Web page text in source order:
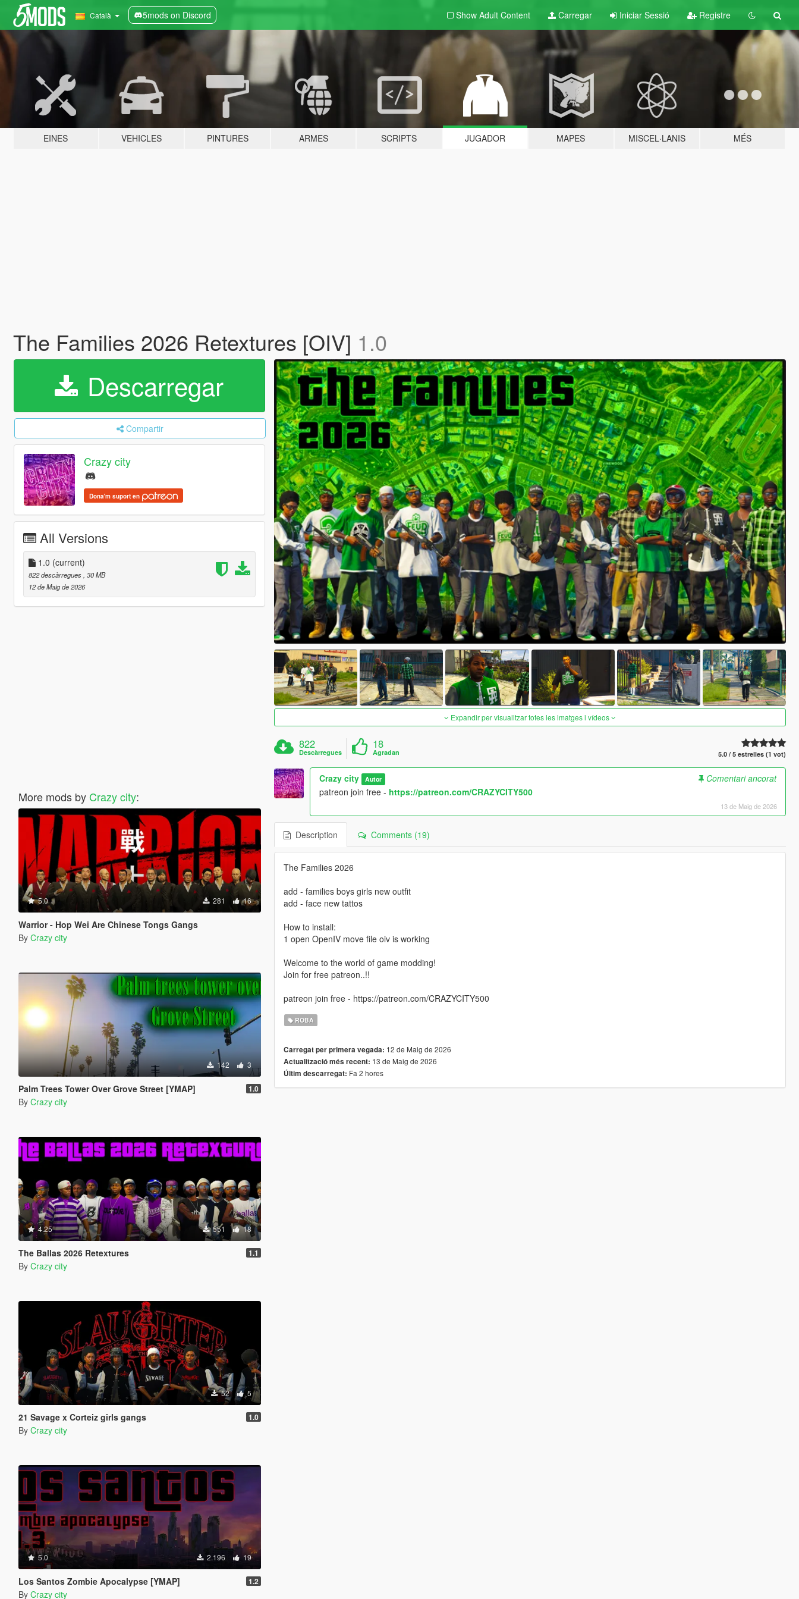
Català 5mods on Discord Show Adult Content Carregar Iniciar Sessió Registre
EINES VEHICLES PINTURES ARMES SCRIPTS JUGADOR MAPES MISCEL·LANIS MÉS
The Families 2026 Retextures [OIV] 1.0
Descarregar
Compartir
Crazy city
Dona'm suport en
All Versions
1.0 (current)
822 descàrregues , 30 MB
12 de Maig de 2026
More mods by Crazy city:
5.0 281 16
Warrior - Hop Wei Are Chinese Tongs Gangs
By Crazy city
142 3
Palm Trees Tower Over Grove Street [YMAP] 1.0
By Crazy city
4.25 551 18
The Ballas 2026 Retextures 1.1
By Crazy city
52 5
21 Savage x Corteiz girls gangs 1.0
By Crazy city
5.0 2.196 19
Los Santos Zombie Apocalypse [YMAP] 1.2
By Crazy city
Expandir per visualitzar totes les imatges i vídeos
822
Descàrregues
18
Agradan 5.0 / 5 estrelles (1 vot)
Crazy city Autor
Comentari ancorat
patreon join free - https://patreon.com/CRAZYCITY500
13 de Maig de 2026
Description Comments (19)
The Families 2026
add - families boys girls new outfit
add - face new tattos
How to install:
1 open OpenIV move file oiv is working
Welcome to the world of game modding!
Join for free patreon..!!
patreon join free - https://patreon.com/CRAZYCITY500
ROBA
Carregat per primera vegada: 12 de Maig de 2026
Actualització més recent: 13 de Maig de 2026
Últim descarregat: Fa 2 hores